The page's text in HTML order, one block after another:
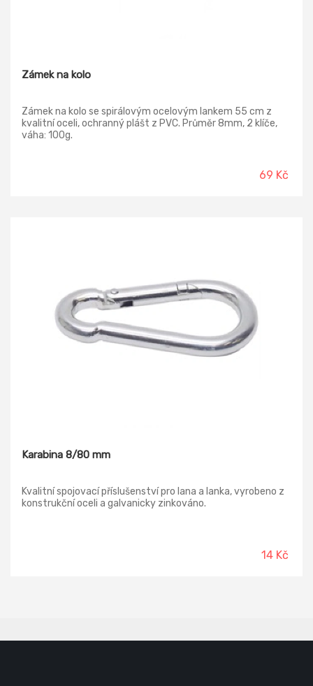
Zámek na kolo
Zámek na kolo se spirálovým ocelovým lankem 55 cm z
kvalitní oceli, ochranný plášt z PVC. Průměr 8mm, 2 klíče,
váha: 100g.
69 Kč
Karabina 8/80 mm
Kvalitní spojovací příslušenství pro lana a lanka, vyrobeno z
konstrukční oceli a galvanicky zinkováno.
14 Kč